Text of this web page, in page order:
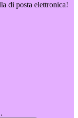
di posta elettronica!